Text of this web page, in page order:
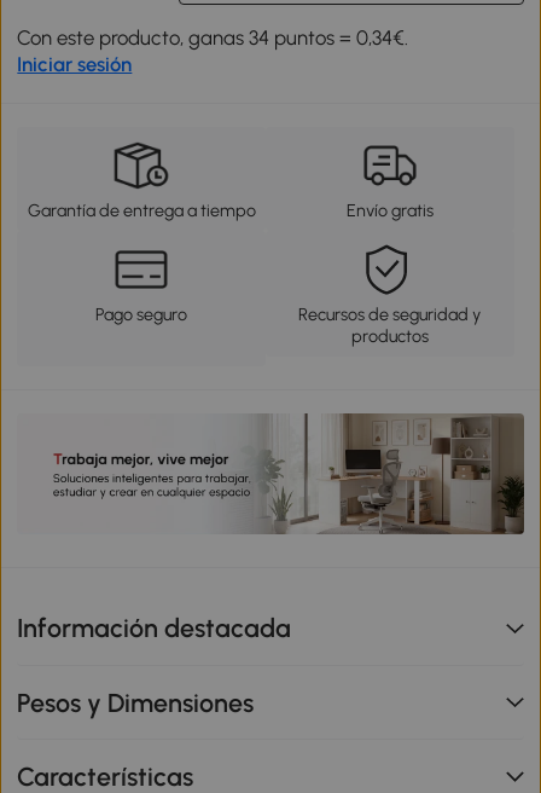
Con este producto, ganas 34 puntos = 0,34€.
Iniciar sesión
Garantía de entrega a tiempo Envío gratis
Pago seguro
Recursos de seguridad y
productos
Información destacada
Pesos y Dimensiones
Características